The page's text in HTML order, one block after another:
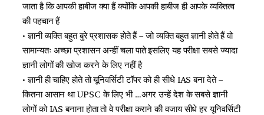
जाता है कि आपकी हाबीज क्या हैं क्योंकि आपकी हाबीज ही आपके व्यक्तित्व
की पहचान हैं
• ज्ञानी व्यक्ति बहुत बुरे प्रशासक होते हैं – जो व्यक्ति बहुत ज्ञानी होते हैं वो
सामान्यतः अच्छा प्रशासन अन्हीं चला पाते इसलिए यह परीक्षा सबसे ज्यादा
ज्ञानी लोगों की खोज करने के लिए नहीं है
• ज्ञानी ही चाहिए होते तो यूनिवर्सिटी टॉपर को ही सीधे IAS बना देते –
कितना आसान था UPSC के लिए भी …अगर उन्हें देश के सबसे ज्ञानी
लोगों को IAS बनाना होता तो वे परीक्षा कराने की वजाय सीधे हर यूनिवर्सिटी